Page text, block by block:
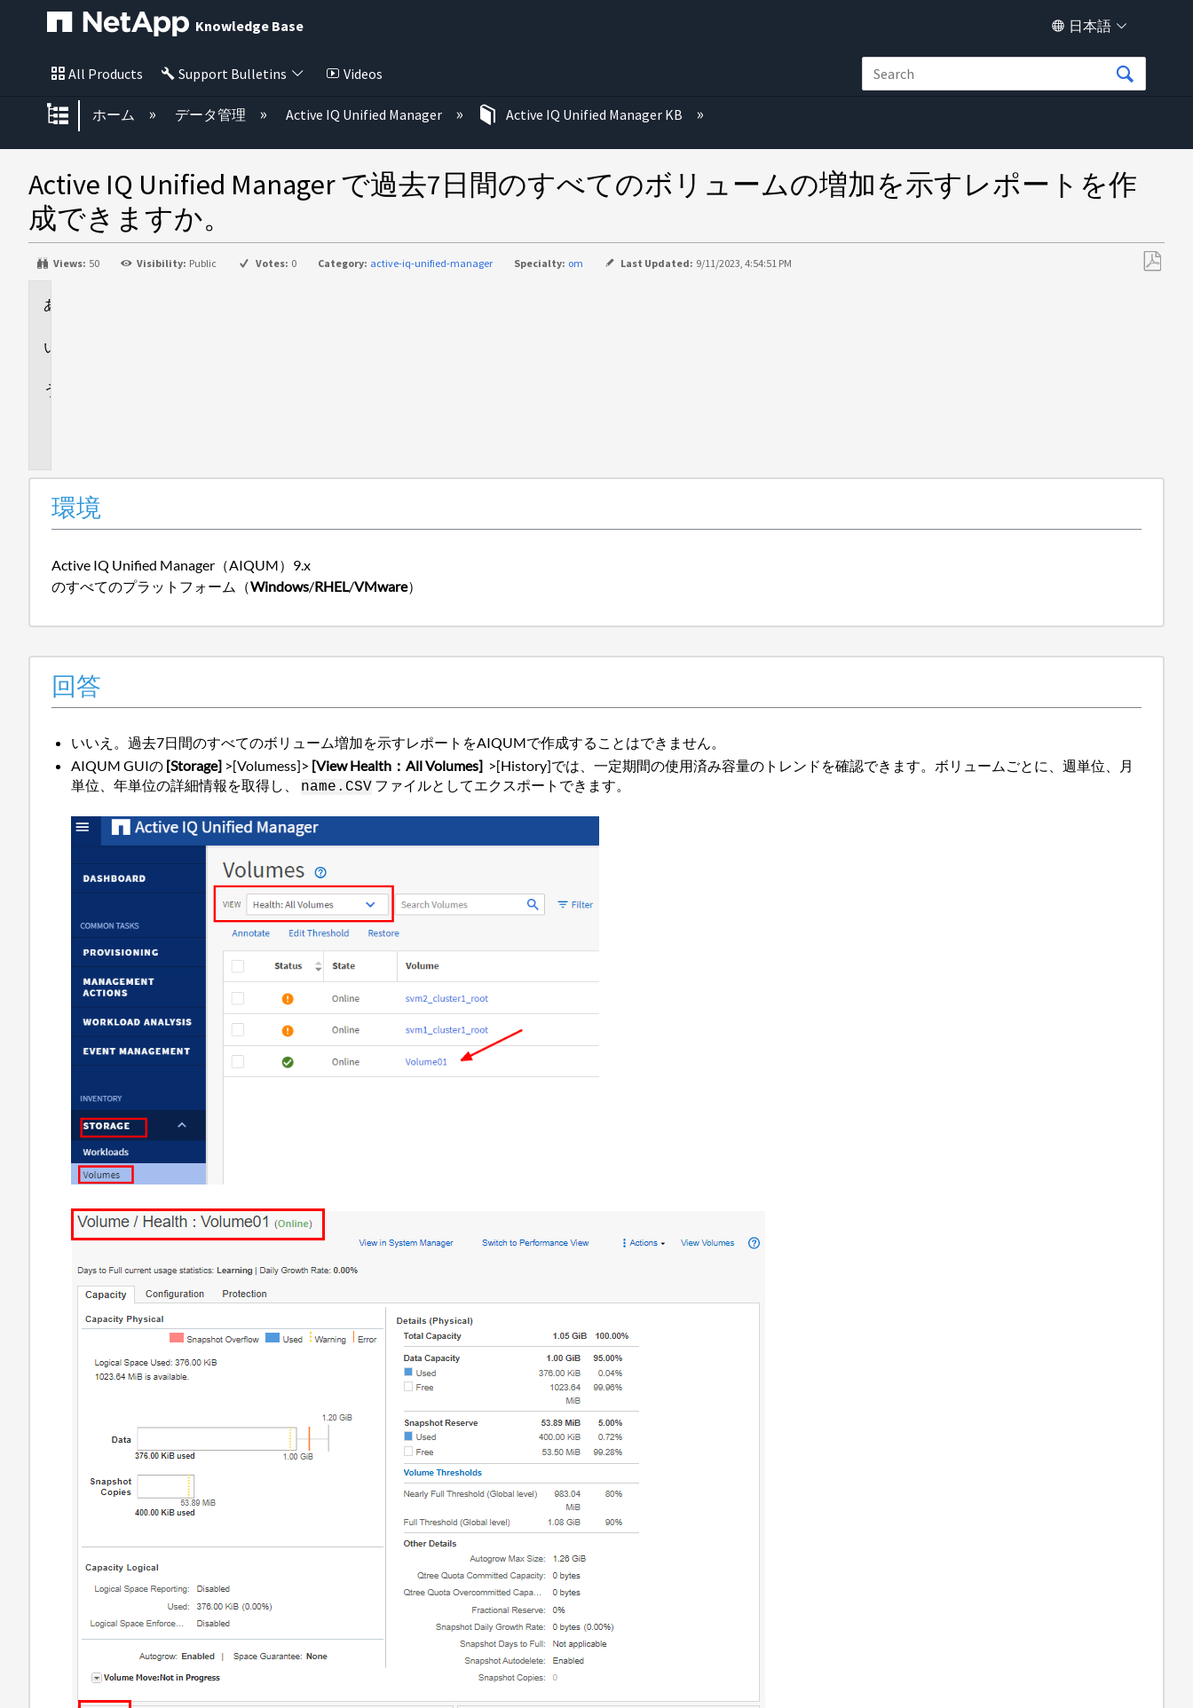
Knowledge Base 日本語
All Products Support Bulletins Videos
グローバル階層を展開/折りたたむ
ホーム データ管理 Active IQ Unified Manager Active IQ Unified Manager KB
Active IQ Unified Manager で過去7日間のすべてのボリュームの増加を示すレポートを作
成できますか。
Views: 50 Visibility: Public Votes: 0 Category: active-iq-unified-manager Specialty: om Last Updated: 9/11/2023, 4:54:51 PM
環境
Active IQ Unified Manager（AIQUM）9.x
のすべてのプラットフォーム（Windows/RHEL /VMware）
回答
いいえ。過去7日間のすべてのボリューム増加を示すレポートをAIQUMで作成することはできません。
AIQUM GUIの [Storage] >[Volumess]> [View Health：All Volumes] >[History]では 、一定期間の使用済み容量のトレンドを確認できます。ボリュームごとに、週単位、月
単位、年単位の詳細情報を取得し、 name.CSV ファイルとしてエクスポートできます。